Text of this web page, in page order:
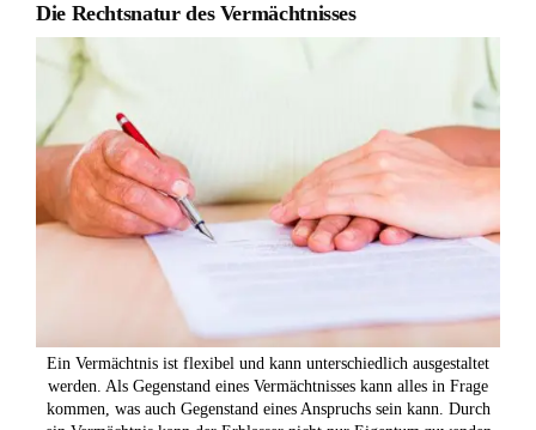
Die Rechtsnatur des Vermächtnisses
Ein Vermächtnis ist flexibel und kann unterschiedlich ausgestaltet
werden. Als Gegenstand eines Vermächtnisses kann alles in Frage
kommen, was auch Gegenstand eines Anspruchs sein kann. Durch